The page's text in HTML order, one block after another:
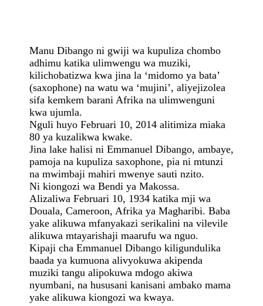
Manu Dibango ni gwiji wa kupuliza chombo
adhimu katika ulimwengu wa muziki,
kilichobatizwa kwa jina la ‘midomo ya bata’
(saxophone) na watu wa ‘mujini’, aliyejizolea
sifa kemkem barani Afrika na ulimwenguni
kwa ujumla.
Nguli huyo Februari 10, 2014 alitimiza miaka
80 ya kuzalikwa kwake.
Jina lake halisi ni Emmanuel Dibango, ambaye,
pamoja na kupuliza saxophone, pia ni mtunzi
na mwimbaji mahiri mwenye sauti nzito.
Ni kiongozi wa Bendi ya Makossa.
Alizaliwa Februari 10, 1934 katika mji wa
Douala, Cameroon, Afrika ya Magharibi. Baba
yake alikuwa mfanyakazi serikalini na vilevile
alikuwa mtayarishaji maarufu wa nguo.
Kipaji cha Emmanuel Dibango kiligundulika
baada ya kumuona alivyokuwa akipenda
muziki tangu alipokuwa mdogo akiwa
nyumbani, na hususani kanisani ambako mama
yake alikuwa kiongozi wa kwaya.